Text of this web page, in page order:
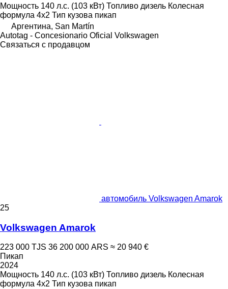
Мощность 140 л.с. (103 кВт) Топливо дизель Колесная
формула 4x2 Тип кузова пикап
Аргентина, San Martín
Autotag - Concesionario Oficial Volkswagen
Связаться с продавцом
автомобиль Volkswagen Amarok
25
Volkswagen Amarok
223 000 TJS 36 200 000 ARS ≈ 20 940 €
Пикап
2024
Мощность 140 л.с. (103 кВт) Топливо дизель Колесная
формула 4x2 Тип кузова пикап